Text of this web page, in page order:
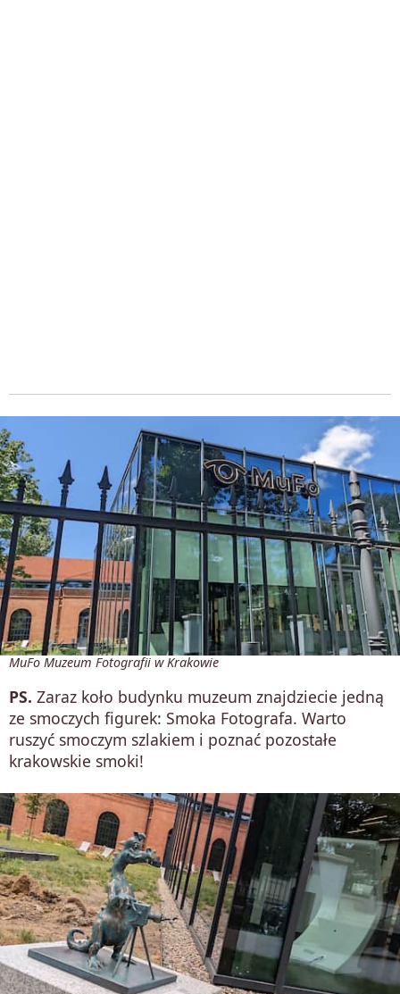
MuFo Muzeum Fotografii w Krakowie
PS. Zaraz koło budynku muzeum znajdziecie jedną
ze smoczych figurek: Smoka Fotografa. Warto
ruszyć smoczym szlakiem i poznać pozostałe
krakowskie smoki!